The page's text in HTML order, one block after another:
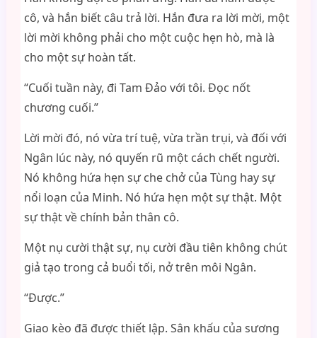
cô, và hắn biết câu trả lời. Hắn đưa ra lời mời, một
lời mời không phải cho một cuộc hẹn hò, mà là
cho một sự hoàn tất.
“Cuối tuần này, đi Tam Đảo với tôi. Đọc nốt
chương cuối.”
Lời mời đó, nó vừa trí tuệ, vừa trần trụi, và đối với
Ngân lúc này, nó quyến rũ một cách chết người.
Nó không hứa hẹn sự che chở của Tùng hay sự
nổi loạn của Minh. Nó hứa hẹn một sự thật. Một
sự thật về chính bản thân cô.
Một nụ cười thật sự, nụ cười đầu tiên không chút
giả tạo trong cả buổi tối, nở trên môi Ngân.
“Được.”
Giao kèo đã được thiết lập. Sân khấu của sương